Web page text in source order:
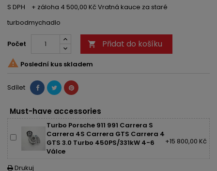
S DPH
+ záloha 4 500,00 Kč Vratná kauce za staré
turbodmychadlo
Počet  Přidat do košíku
 Poslední kus skladem
Sdílet
Must-have accessories
Turbo Porsche 911 991 Carrera S
Carrera 4S Carrera GTS Carrera 4
GTS 3.0 Turbo 450PS/331kW 4-6
Válce
+15 800,00 Kč
 Drukuj